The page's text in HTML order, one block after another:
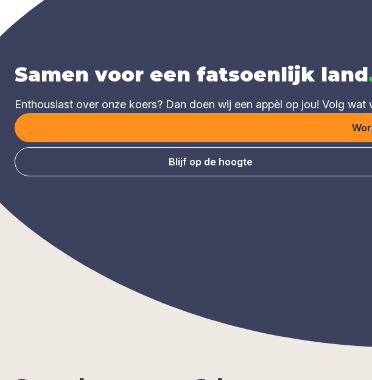
Samen voor een fatsoenlijk land
Enthousiast over onze koers? Dan doen wij een appèl op jou! Volg
Blijf op de hoogte